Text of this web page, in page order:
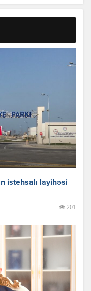
istehsalı layihəsi
201